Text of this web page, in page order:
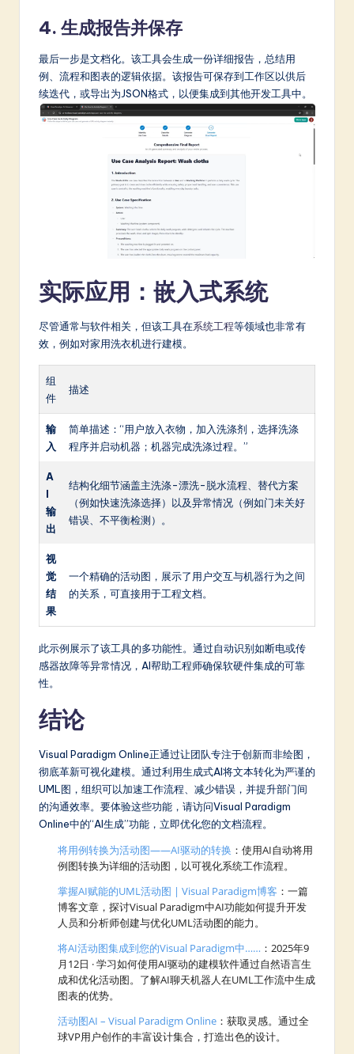
4. 生成报告并保存
最后一步是文档化。该工具会生成一份详细报告，总结用
例、流程和图表的逻辑依据。该报告可保存到工作区以供后
续迭代，或导出为JSON格式，以便集成到其他开发工具中。
实际应用：嵌入式系统
尽管通常与软件相关，但该工具在系统工程等领域也非常有
效，例如对家用洗衣机进行建模。
组
件
描述
输
入
简单描述：“用户放入衣物，加入洗涤剂，选择洗涤
程序并启动机器；机器完成洗涤过程。”
A
I
输
出
结构化细节涵盖主洗涤-漂洗-脱水流程、替代方案
（例如快速洗涤选择）以及异常情况（例如门未关好
错误、不平衡检测）。
视
觉
结
果
一个精确的活动图，展示了用户交互与机器行为之间
的关系，可直接用于工程文档。
此示例展示了该工具的多功能性。通过自动识别如断电或传
感器故障等异常情况，AI帮助工程师确保软硬件集成的可靠
性。
结论
Visual Paradigm Online正通过让团队专注于创新而非绘图，
彻底革新可视化建模。通过利用生成式AI将文本转化为严谨的
UML图，组织可以加速工作流程、减少错误，并提升部门间
的沟通效率。要体验这些功能，请访问Visual Paradigm
Online中的“AI生成”功能，立即优化您的文档流程。
将用例转换为活动图——AI驱动的转换 ：使用AI自动将用
例图转换为详细的活动图，以可视化系统工作流程。
掌握AI赋能的UML活动图 | Visual Paradigm博客 ：一篇
博客文章，探讨Visual Paradigm中AI功能如何提升开发
人员和分析师创建与优化UML活动图的能力。
将AI活动图集成到您的Visual Paradigm中…… ：2025年9
月12日 · 学习如何使用AI驱动的建模软件通过自然语言生
成和优化活动图。了解AI聊天机器人在UML工作流中生成
图表的优势。
活动图AI – Visual Paradigm Online ：获取灵感。通过全
球VP用户创作的丰富设计集合，打造出色的设计。